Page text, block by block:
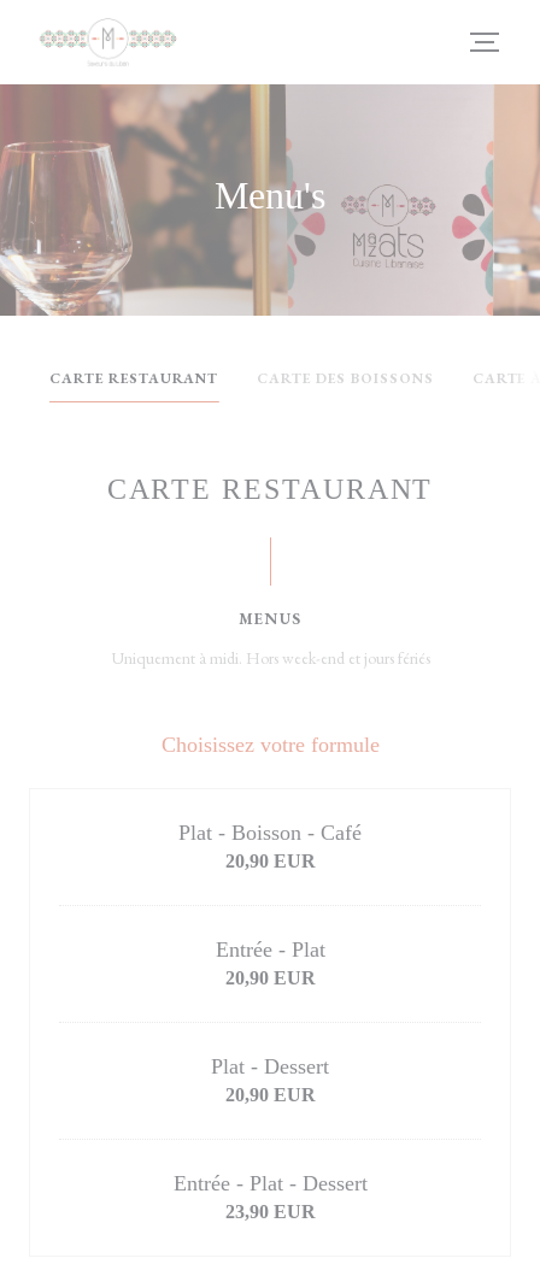
Cookies beheer paneel
Menu's
CARTE RESTAURANT CARTE DES BOISSONS CARTE
CARTE RESTAURANT
MENUS
Uniquement à midi. Hors week-end et jours fériés
Choisissez votre formule
Plat - Boisson - Café
20,90 EUR
Entrée - Plat
20,90 EUR
Plat - Dessert
20,90 EUR
Entrée - Plat - Dessert
23,90 EUR